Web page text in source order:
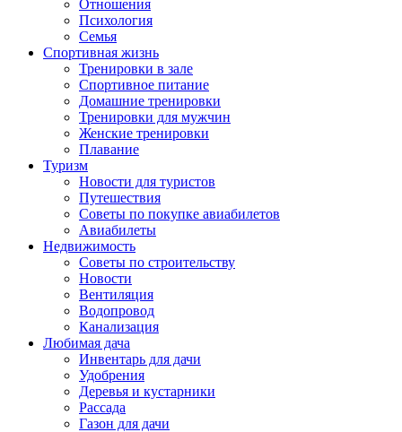
Отношения
Психология
Семья
Спортивная жизнь
Тренировки в зале
Спортивное питание
Домашние тренировки
Тренировки для мужчин
Женские тренировки
Плавание
Туризм
Новости для туристов
Путешествия
Советы по покупке авиабилетов
Авиабилеты
Недвижимость
Советы по строительству
Новости
Вентиляция
Водопровод
Канализация
Любимая дача
Инвентарь для дачи
Удобрения
Деревья и кустарники
Рассада
Газон для дачи